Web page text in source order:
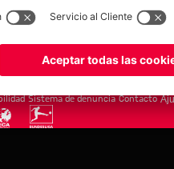
Prensa Baloncesto
Sistema de denuncia Contacto